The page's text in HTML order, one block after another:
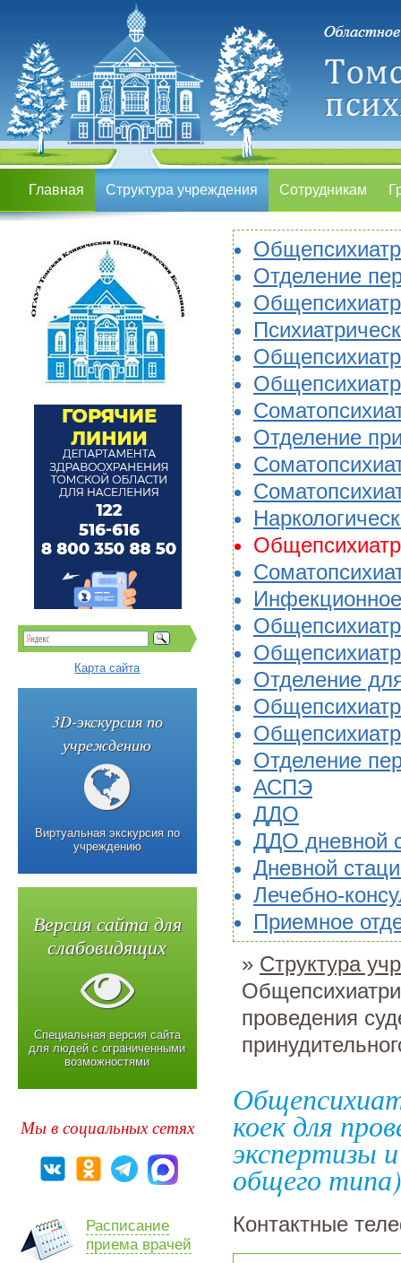
Главная Структура учреждения Сотрудникам
Отделение
Отделение
Отделение
Отделение
АСПЭ
ДДО
ДДО дневной
Дневной
Лечебно-
Приемное
» Структура
проведения
коек для
экспертизы
общего типа)
Контактные
Карта сайта
3D-экскурсия по
учреждению
Виртуальная экскурсия по
учреждению
Версия сайта для
слабовидящих
Специальная версия сайта
для людей с ограниченными
возможностями
Мы в социальных сетях
Расписание
приема врачей